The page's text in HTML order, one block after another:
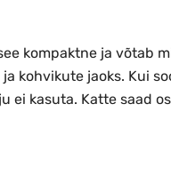
kompaktne ja võtab
kohvikute jaoks. Kui
ei kasuta. Katte saad